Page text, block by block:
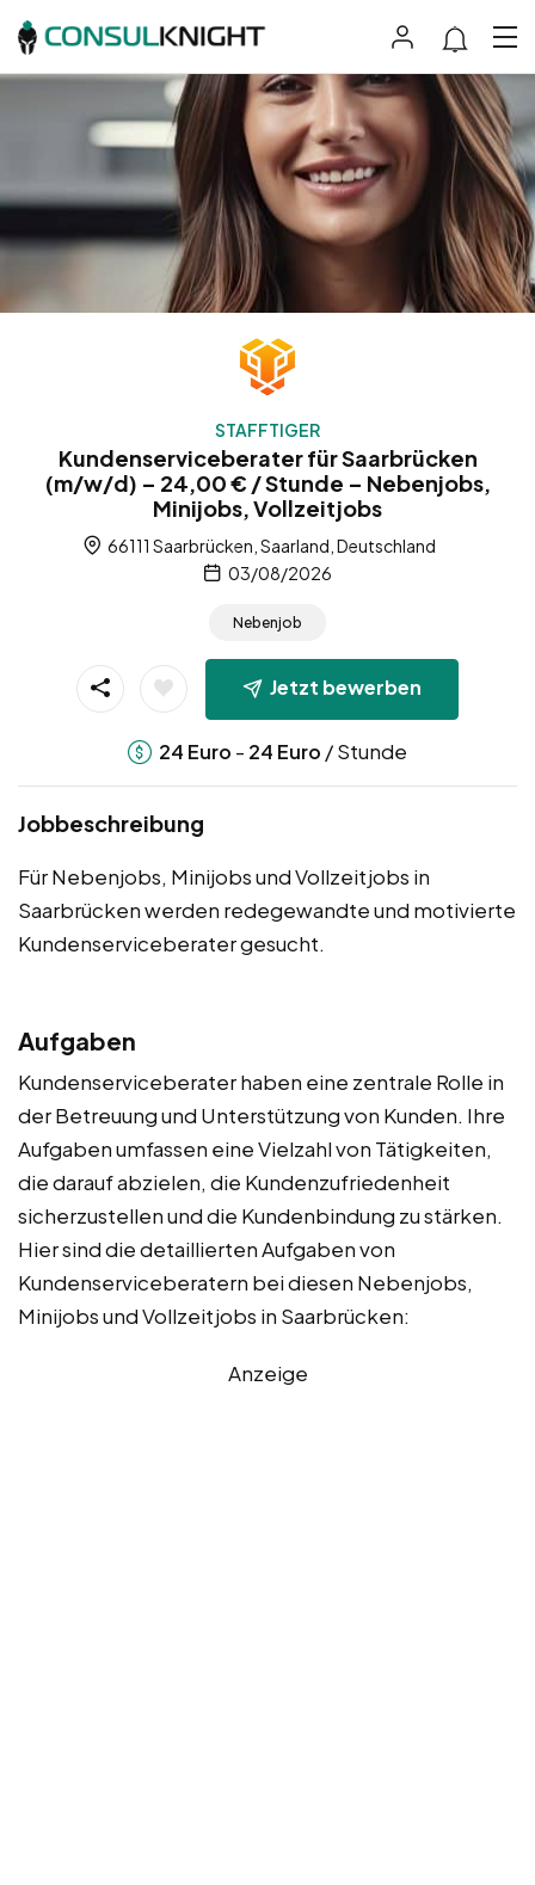
STAFFTIGER
Kundenserviceberater für Saarbrücken
(m/w/d) – 24,00 € / Stunde – Nebenjobs,
Minijobs, Vollzeitjobs
66111 Saarbrücken, Saarland, Deutschland
03/08/2026
Nebenjob
Jetzt bewerben
24 Euro - 24 Euro / Stunde
Jobbeschreibung
Für Nebenjobs, Minijobs und Vollzeitjobs in
Saarbrücken werden redegewandte und motivierte
Kundenserviceberater gesucht.
Aufgaben
Kundenserviceberater haben eine zentrale Rolle in
der Betreuung und Unterstützung von Kunden. Ihre
Aufgaben umfassen eine Vielzahl von Tätigkeiten,
die darauf abzielen, die Kundenzufriedenheit
sicherzustellen und die Kundenbindung zu stärken.
Hier sind die detaillierten Aufgaben von
Kundenserviceberatern bei diesen Nebenjobs,
Minijobs und Vollzeitjobs in Saarbrücken:
Anzeige